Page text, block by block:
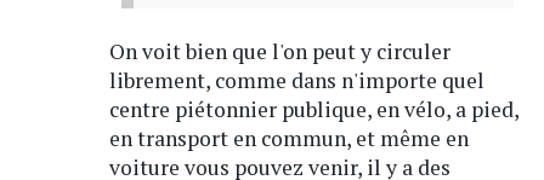
On voit bien que l'on peut y circuler
librement, comme dans n'importe quel
centre piétonnier publique, en vélo, a pied,
en transport en commun, et même en
voiture vous pouvez venir, il y a des